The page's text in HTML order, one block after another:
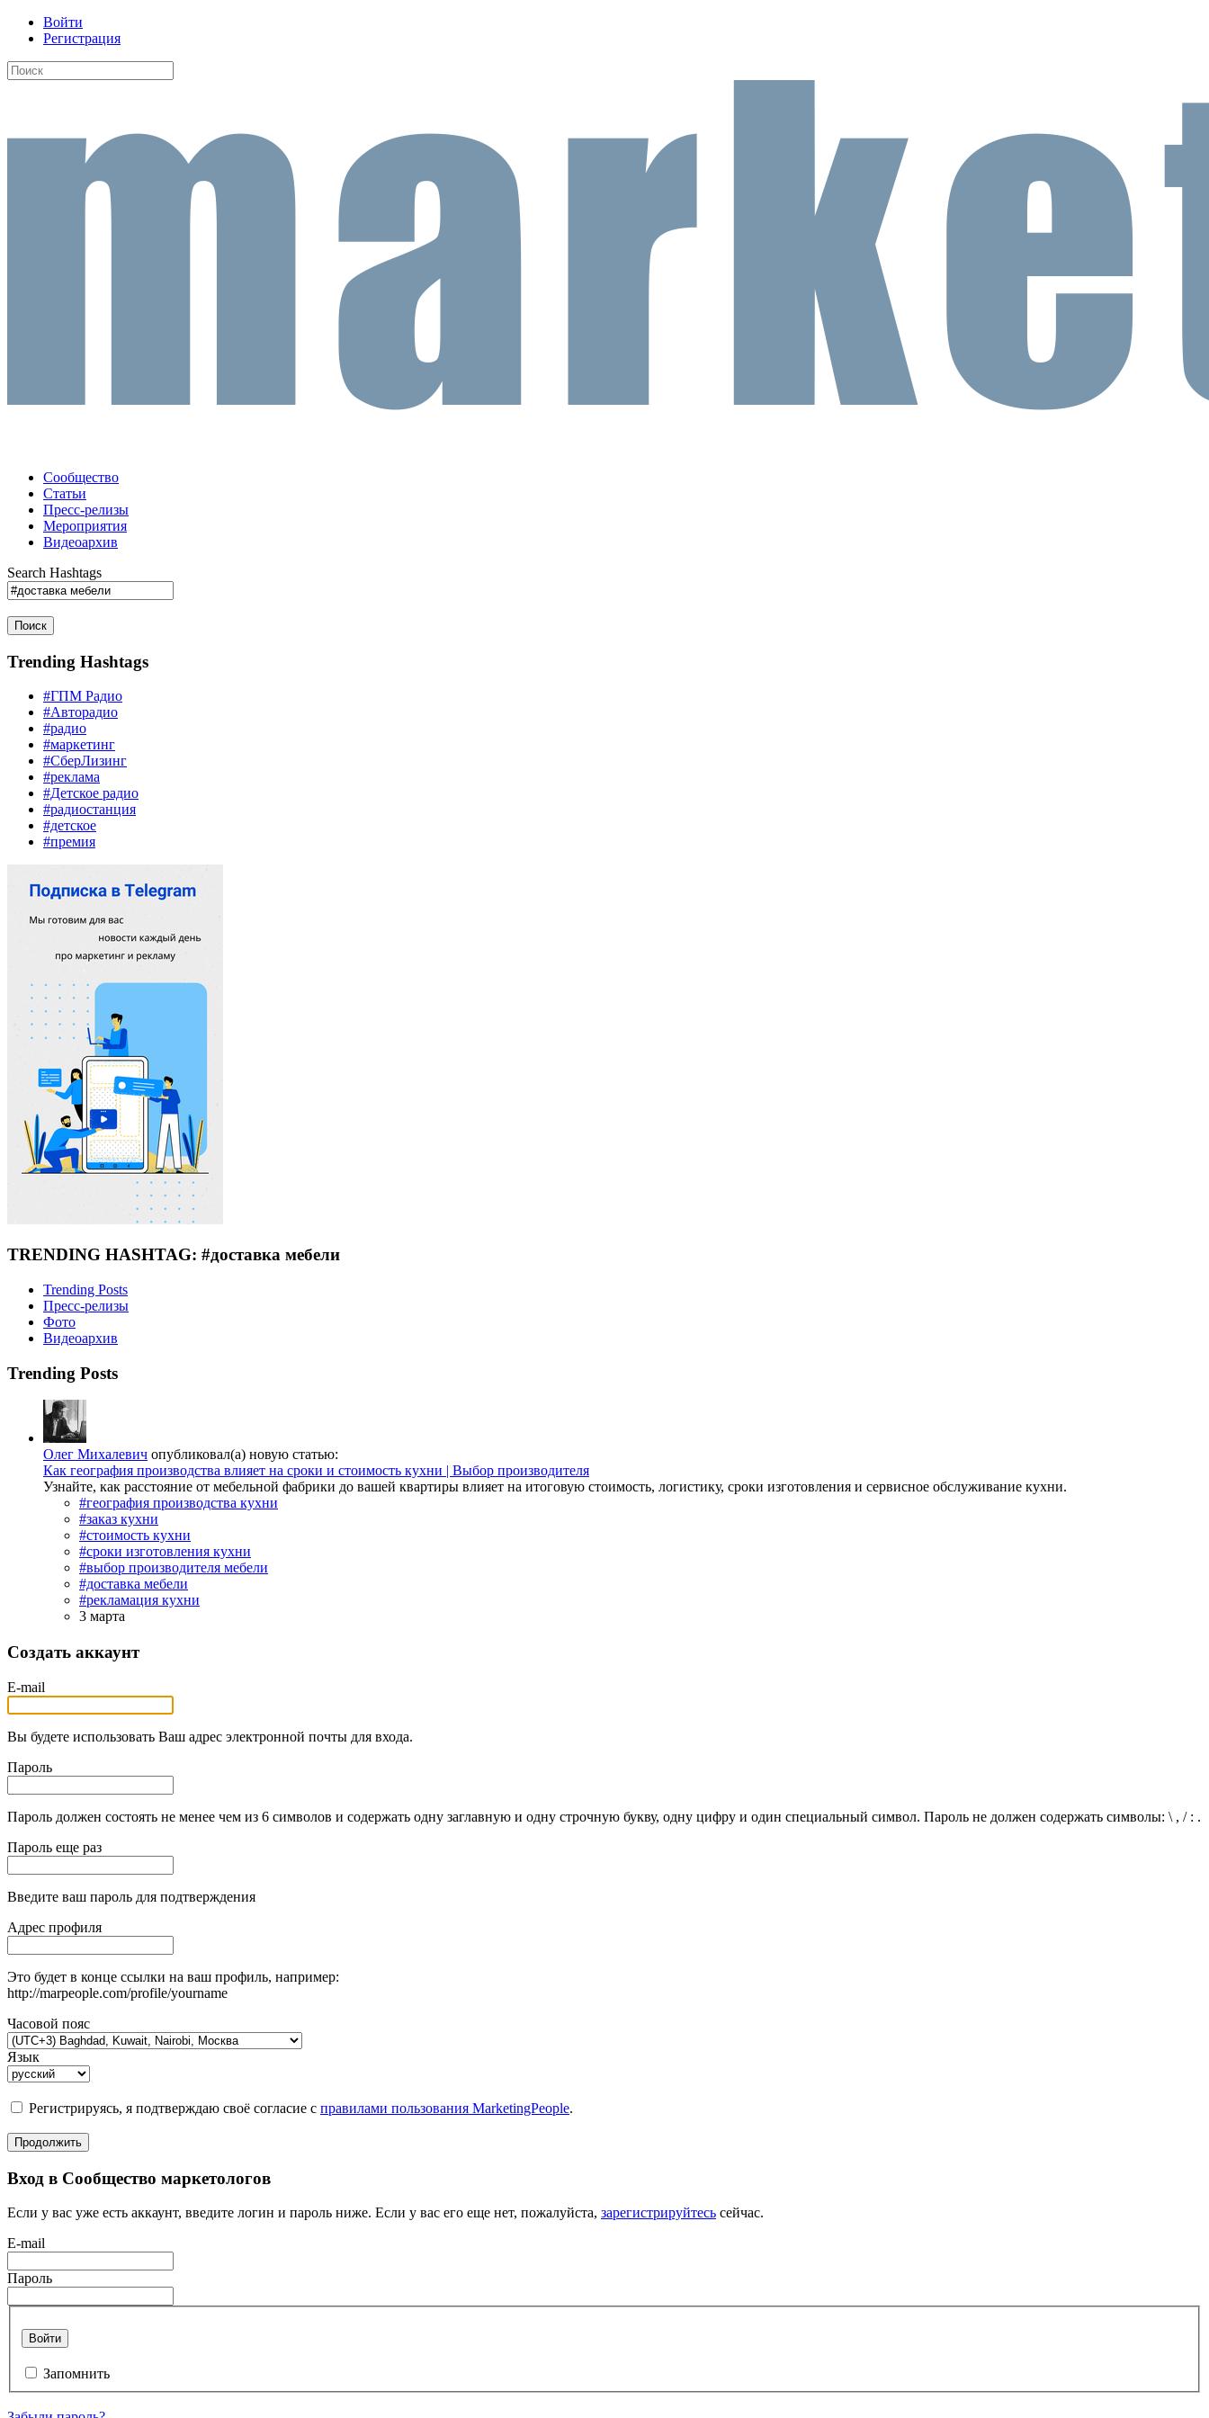
Войти
Регистрация
Сообщество
Статьи
Пресс-релизы
Мероприятия
Видеоархив
Search Hashtags
Поиск
Trending Hashtags
#ГПМ Радио
#Авторадио
#радио
#маркетинг
#СберЛизинг
#реклама
#Детское радио
#радиостанция
#детское
#премия
TRENDING HASHTAG: #доставка мебели
Trending Posts
Пресс-релизы
Фото
Видеоархив
Trending Posts
Олег Михалевич опубликовал(а) новую статью:
Как география производства влияет на сроки и стоимость кухни | Выбор производителя
Узнайте, как расстояние от мебельной фабрики до вашей квартиры влияет на итоговую стоимость, логистику, сроки изготовления и сервисное обслуживание кухни.
#география производства кухни
#заказ кухни
#стоимость кухни
#сроки изготовления кухни
#выбор производителя мебели
#доставка мебели
#рекламация кухни
3 марта
Создать аккаунт
E-mail
Вы будете использовать Ваш адрес электронной почты для входа.
Пароль
Пароль должен состоять не менее чем из 6 символов и содержать одну заглавную и одну строчную букву, одну цифру и один специальный символ. Пароль не должен содержать символы: \ , / : .
Пароль еще раз
Введите ваш пароль для подтверждения
Адрес профиля
Это будет в конце ссылки на ваш профиль, например:
http://marpeople.com/profile/yourname
Часовой пояс
Язык
Регистрируясь, я подтверждаю своё согласие с правилами пользования MarketingPeople.
Продолжить
Вход в Сообщество маркетологов
Если у вас уже есть аккаунт, введите логин и пароль ниже. Если у вас его еще нет, пожалуйста, зарегистрируйтесь сейчас.
E-mail
Пароль
Войти
Запомнить